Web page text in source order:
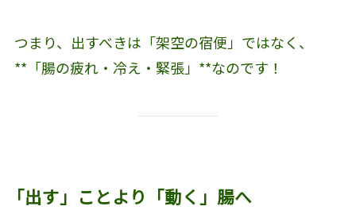
つまり、出すべきは「架空の宿便」ではなく、
**「腸の疲れ・冷え・緊張」**なのです！
「出す」ことより「動く」腸へ